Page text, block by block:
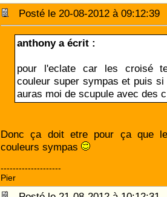
Posté le 20-08-2012 à
anthony a écrit :
pour l'eclate car les croisé
couleur super sympas et puis
auras moi de scupule avec des
Donc ça doit etre pour ça que
couleurs sympas
--------------------
Pier